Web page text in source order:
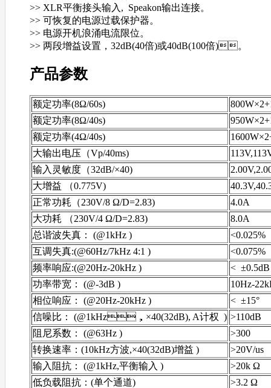
>> XLR平衡接头输入, Speakon输出连接。
>> 可恢复的电源过载保护器。
>> 电源开机浪涌电流限位。
>> 两段增益设置，32dB(40倍)或40dB(100倍)。
产品参数
额定功率(8Ω/60s)
额定功率(8Ω/40s)
额定功率(4Ω/40s)
大输出电压（Vp/40ms)
输入灵敏度（32dB/×40)
大增益 （0.775V)
正常功耗（230V/8 Ω/D=2.83)
4.0A
大功耗 （230V/4 Ω/D=2.83)
8.0A
总谐波失真： (@1kHz )
<0.025%
互调失真:(@60Hz/7kHz 4:1 )
<0.075%
频率响应:(@20Hz-20kHz )
<
功率带宽： (@-3dB )
10Hz-
相位响应： (@20Hz-20kHz )
< ±15°
信噪比： (@1kHz，×40(32dB), A计权 ) >110dB
阻尼系数： (@63Hz )
>300
转换速率：(10kHz方波,×40(32dB)增益 )
>20V/us
输入阻抗： (@1kHz,平衡输入 )
>20k Ω
低负载阻抗：(单个通道)
>3.2 Ω